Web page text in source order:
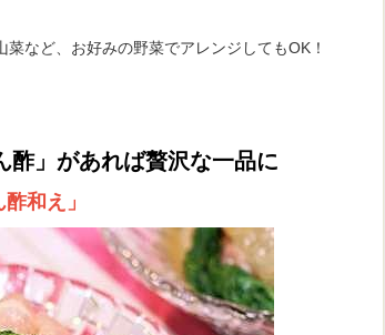
など、お好みの野菜でアレンジしてもOK！
」 があれば贅沢な一品に
和え」